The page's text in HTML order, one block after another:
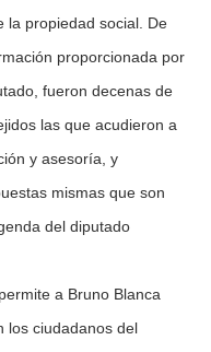
la propiedad social. De
proporcionada por
fueron decenas de
las que acudieron a
y asesoría, y
mismas que son
del diputado
a Bruno Blanca
los ciudadanos del